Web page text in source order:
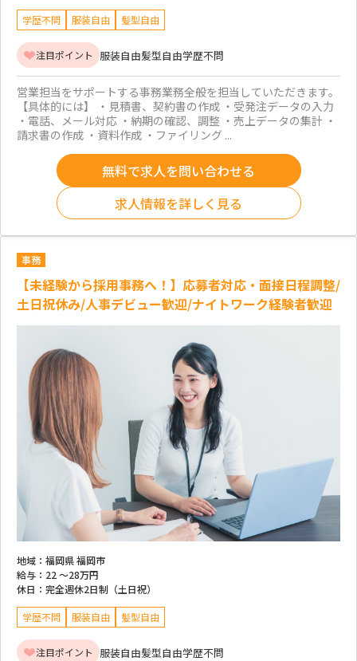
学歴不問 服装自由 髪型自由
注目ポイント 服装自由髪型自由学歴不問
営業担当をサポートする事務業務全般を担当していただきます。
【具体的には】 ・見積書、契約書の作成 ・受発注データの入力
・電話、メール対応 ・納期の確認、調整 ・売上データの集計 ・
請求書の作成 ・資料作成 ・ファイリング ...
無料で求人を問い合わせる
求人情報を詳しく見る
事務
【未経験から採用事務へ！】応募者対応・面接日程調整/
土日祝休み/人事デビュー歓迎/ナイトワーク経験者歓迎
地域： 福岡県 福岡市
給与： 22 ～28万円
休日： 完全週休2日制（土日祝）
学歴不問 服装自由 髪型自由
注目ポイント 服装自由髪型自由学歴不問